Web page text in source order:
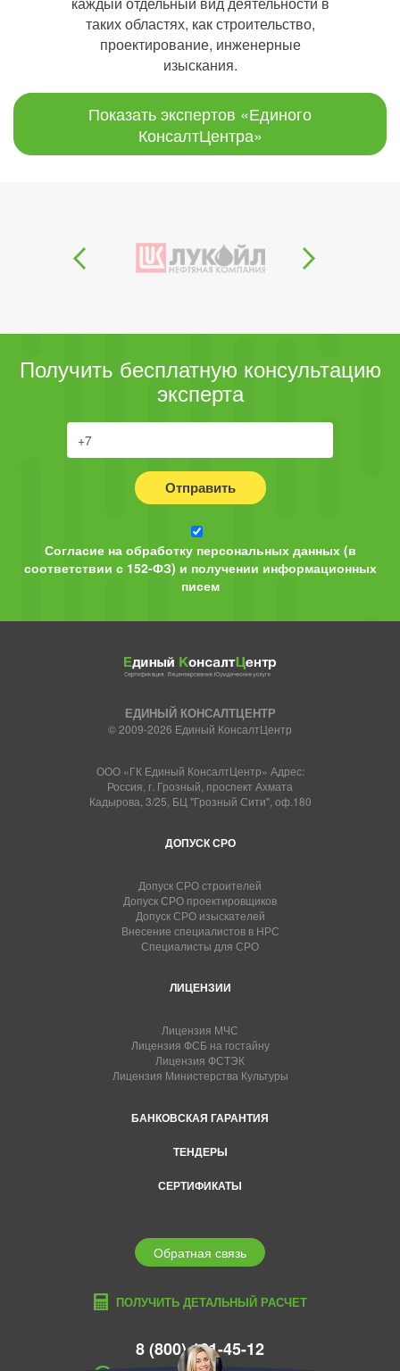
таких областях, как строительство,
проектирование, инженерные
изыскания.
Показать экспертов «Единого
КонсалтЦентра»
Получить бесплатную консультацию
эксперта
Отправить
Согласие на обработку персональных данных (в
соответствии с 152-ФЗ) и получении информационных
писем
ЕДИНЫЙ КОНСАЛТЦЕНТР
© 2009-2026 Единый КонсалтЦентр
ООО «ГК Единый КонсалтЦентр» Адрес:
Россия, г. Грозный, проспект Ахмата
Кадырова, 3/25, БЦ "Грозный Сити", оф.180
ДОПУСК СРО
Допуск СРО строителей
Допуск СРО проектировщиков
Допуск СРО изыскателей
Внесение специалистов в НРС
Специалисты для СРО
ЛИЦЕНЗИИ
Лицензия МЧС
Лицензия ФСБ на гостайну
Лицензия ФСТЭК
Лицензия Министерства Культуры
БАНКОВСКАЯ ГАРАНТИЯ
ТЕНДЕРЫ
СЕРТИФИКАТЫ
Обратная связь
ПОЛУЧИТЬ ДЕТАЛЬНЫЙ РАСЧЕТ
8 (800) 101-45-12